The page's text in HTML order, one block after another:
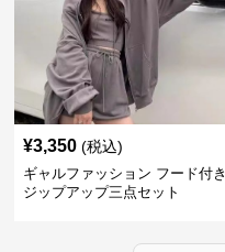
¥3,350 (税込)
ギャルファッション フード付き
ジップアップ三点セット